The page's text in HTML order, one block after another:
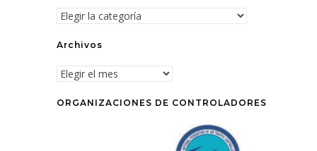
Categorías
Archivos
Archivos
ORGANIZACIONES DE CONTROLADORES